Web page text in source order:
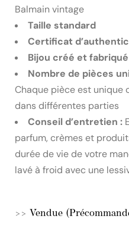
Balmain vintage
Taille standard
Certificat
Bijou créé et
Nombre de pièces
Chaque pièce est unique
dans différentes parties
Conseil d’entretien :
parfum, crèmes et
durée de vie de votre
lavé à froid avec une
>> Vendue